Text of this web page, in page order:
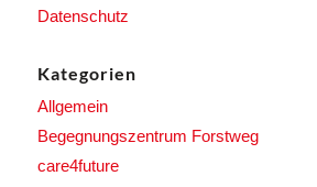
Datenschutz
Kategorien
Allgemein
Begegnungszentrum Forstweg
care4future